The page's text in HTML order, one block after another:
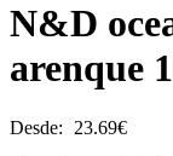
N&D
arenque
Desde: 23.69€